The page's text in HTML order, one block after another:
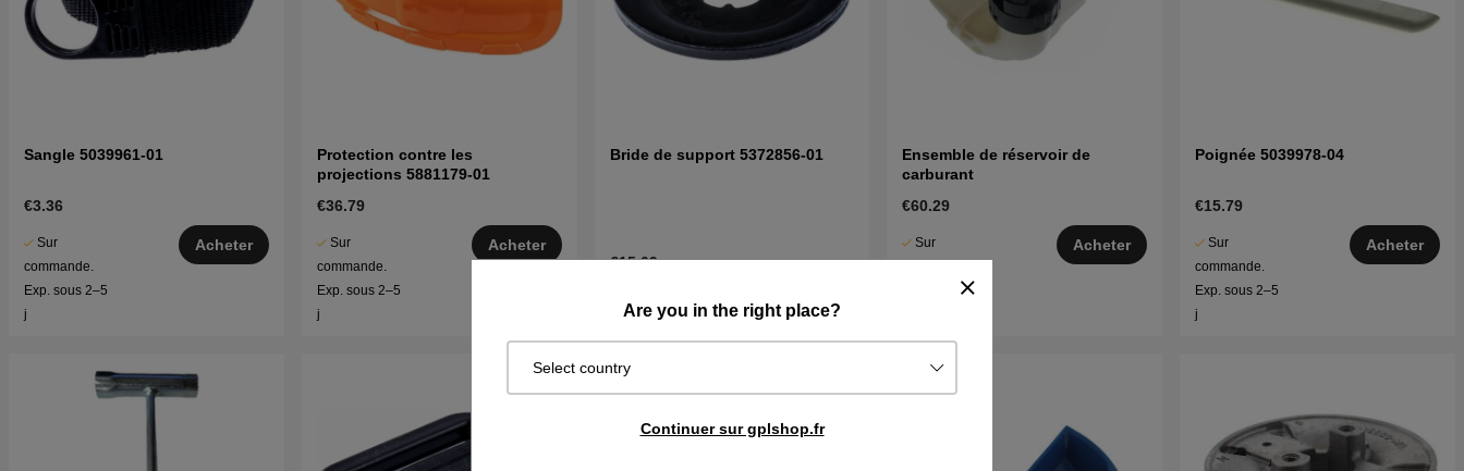
Are you in the right place?
Select country
Continuer sur gplshop.fr
Sangle 5039961-01
€3.36
Sur
commande.
Exp. sous 2–5
j
Acheter
Protection contre les
projections 5881179-01
€36.79
Sur
commande.
Exp. sous 2–5
j
Acheter
Bride de support 5372856-01
€15.09
Acheter
Ensemble de réservoir de
carburant
€60.29
Sur
Exp. sous 2–5
Acheter
Poignée 5039978-04
€15.79
Sur
commande.
Exp. sous 2–5
j
Acheter